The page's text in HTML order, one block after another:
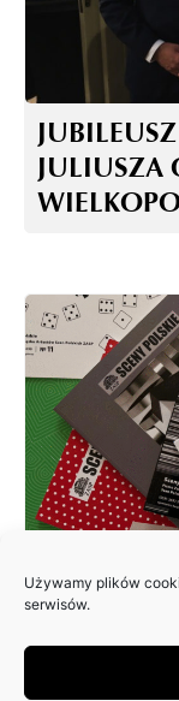
Używamy plików
serwisów.
JULIUSZA
PISMA: